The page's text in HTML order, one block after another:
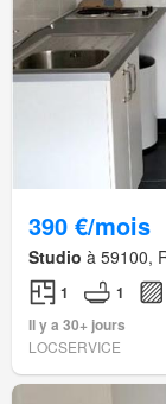
390 €/mois
Studio à 59100,
1 1
Il y a 30+ jours
LOCSERVICE